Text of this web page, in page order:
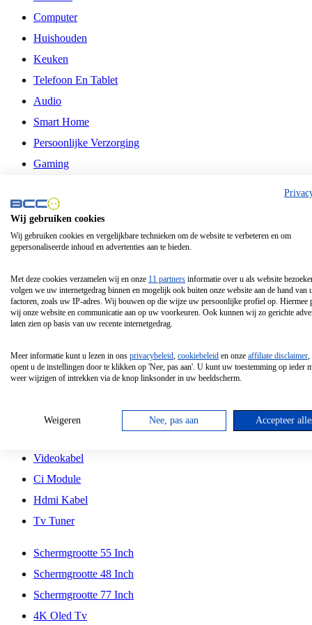
Computer
Huishouden
Keuken
Telefoon En Tablet
Audio
Smart Home
Persoonlijke Verzorging
Gaming
Philips
Schermgrootte 24 Inch
Schermgrootte 85 Inch
Schermgrootte 98 Inch
Tcl
Hd Led Tv
Antennekabel
Videokabel
Ci Module
Hdmi Kabel
Tv Tuner
Schermgrootte 55 Inch
Schermgrootte 48 Inch
Schermgrootte 77 Inch
4K Oled Tv
Wij gebruiken cookies
Wij gebruiken cookies en vergelijkbare technieken om de website te verbeteren en om
gepersonaliseerde inhoud en advertenties aan te bieden.
Met deze cookies verzamelen wij en onze 11 partners informatie over u als website
volgen we uw internetgedrag binnen en mogelijk ook buiten onze website aan de hand van
factoren, zoals uw IP-adres. Wij bouwen op die wijze uw persoonlijke profiel op. Hiermee
wij onze website en communicatie aan op uw voorkeuren. Ook kunnen wij zo gerichte
laten zien op basis van uw recente internetgedrag.
Meer informatie kunt u lezen in ons privacybeleid, cookiebeleid en onze affiliate disclaimer,
opent u de instellingen door te klikken op 'Nee, pas aan'. U kunt uw toestemming op ieder
weer wijzigen of intrekken via de knop linksonder in uw beeldscherm.
Weigeren Nee, pas aan Accepteer